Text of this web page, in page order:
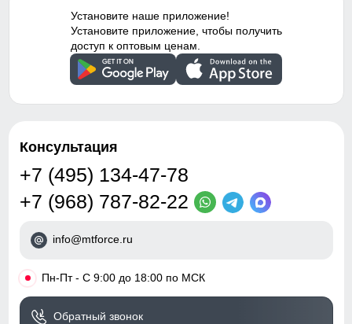
Установите наше приложение!
Установите приложение, чтобы получить
доступ к оптовым ценам.
Консультация
+7 (495) 134-47-78
+7 (968) 787-82-22
info@mtforce.ru
• Пн-Пт - С 9:00 до 18:00 по МСК
Обратный звонок